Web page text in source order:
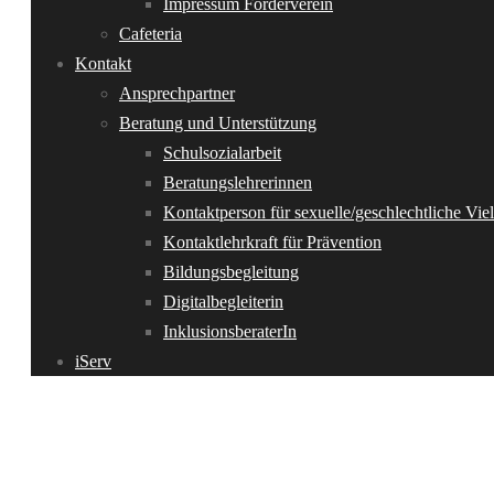
Impressum Förderverein
Cafeteria
Kontakt
Ansprechpartner
Beratung und Unterstützung
Schulsozialarbeit
Beratungslehrerinnen
Kontaktperson für sexuelle/geschlechtliche
Kontaktlehrkraft für Prävention
Bildungsbegleitung
Digitalbegleiterin
InklusionsberaterIn
iServ